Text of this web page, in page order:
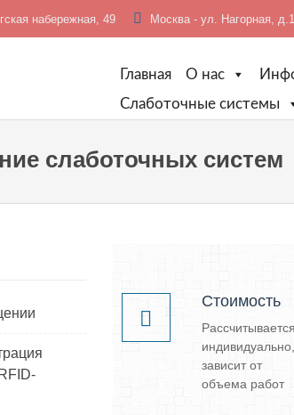
набережная, 49 Москва - ул. Нагорная,
Главная О нас
Слаботочные системы
слаботочных систем
Стоимость
Рассчитывается
индивидуально,
зависит от
объема работ